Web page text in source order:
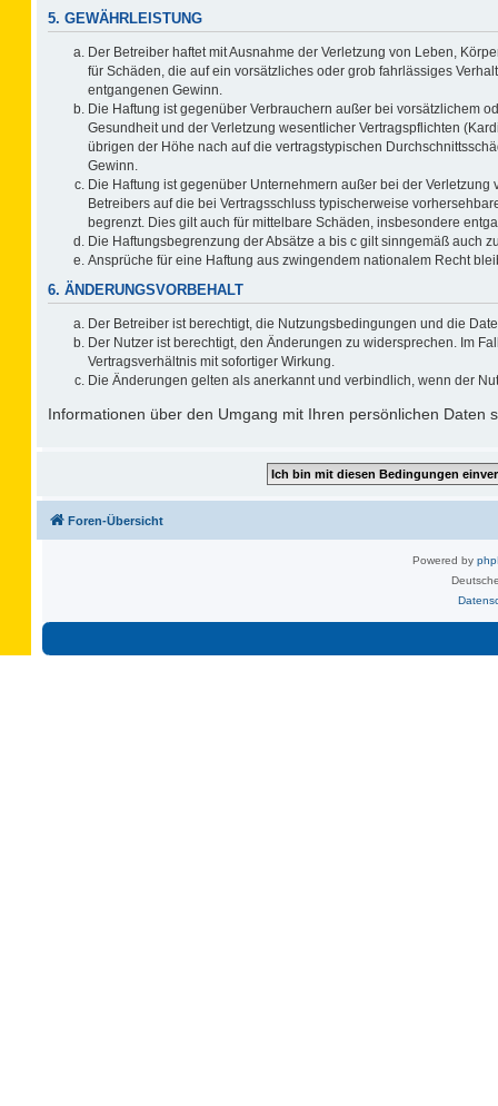
5. GEWÄHRLEISTUNG
Der Betreiber haftet mit Ausnahme der Verletzung von Leben,
für Schäden, die auf ein vorsätzliches oder grob fahrlässiges
entgangenen Gewinn.
Die Haftung ist gegenüber Verbrauchern außer bei vorsätzlichem
Gesundheit und der Verletzung wesentlicher Vertragspflichten
übrigen der Höhe nach auf die vertragstypischen
Gewinn.
Die Haftung ist gegenüber Unternehmern außer bei der
Betreibers auf die bei Vertragsschluss typischerweise
begrenzt. Dies gilt auch für mittelbare Schäden, insbesondere
Die Haftungsbegrenzung der Absätze a bis c gilt sinngemäß auch
Ansprüche für eine Haftung aus zwingendem nationalem Recht
6. ÄNDERUNGSVORBEHALT
Der Betreiber ist berechtigt, die Nutzungsbedingungen und die
Der Nutzer ist berechtigt, den Änderungen zu widersprechen. Im
Vertragsverhältnis mit sofortiger Wirkung.
Die Änderungen gelten als anerkannt und verbindlich, wenn der
Informationen über den Umgang mit Ihren persönlichen Daten
Foren-Übersicht
Powered by